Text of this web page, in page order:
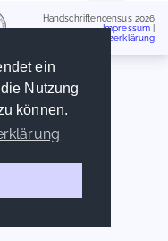
ein
Nutzung
können.
Handschriftencensus 2026
Impressum
Datenschutzerklärung